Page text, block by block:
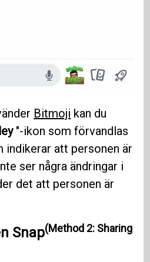
Bitmoji kan du
"-ikon som förvandlas
indikerar att personen är
ser några ändringar i
det att personen är
Snap(Method 2: Sharing